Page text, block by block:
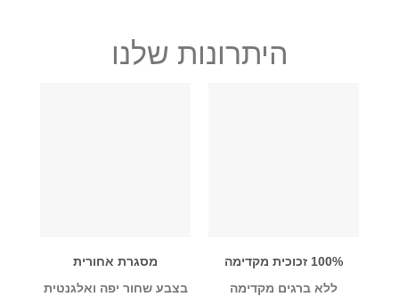
היתרונות שלנו
100% זכוכית מקדימה
ללא ברגים מקדימה
מסגרת אחורית
בצבע שחור יפה ואלגנטית